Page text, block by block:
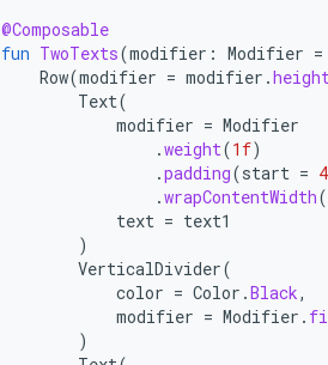
@Composable
fun TwoTexts(modifier : Modifier =
Row(modifier = modifier .
Text(
modifier = Modifier
.weight(1f)
.padding(start =
.wrapContentWidth(
text = text1
)
VerticalDivider(
color = Color .Black,
modifier = Modifier .
)